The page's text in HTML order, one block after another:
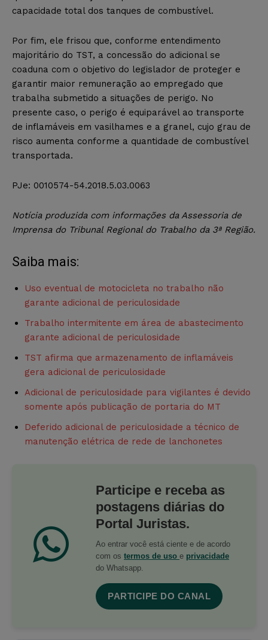
capacidade total dos tanques de combustível.
Por fim, ele frisou que, conforme entendimento
majoritário do TST, a concessão do adicional se
coaduna com o objetivo do legislador de proteger e
garantir maior remuneração ao empregado que
trabalha submetido a situações de perigo. No
presente caso, o perigo é equiparável ao transporte
de inflamáveis em vasilhames e a granel, cujo grau de
risco aumenta conforme a quantidade de combustível
transportada.
PJe: 0010574-54.2018.5.03.0063
Notícia produzida com informações da Assessoria de
Imprensa do Tribunal Regional do Trabalho da 3ª Região.
Saiba mais:
Uso eventual de motocicleta no trabalho não
garante adicional de periculosidade
Trabalho intermitente em área de abastecimento
garante adicional de periculosidade
TST afirma que armazenamento de inflamáveis
gera adicional de periculosidade
Adicional de periculosidade para vigilantes é devido
somente após publicação de portaria do MT
Deferido adicional de periculosidade a técnico de
manutenção elétrica de rede de lanchonetes
Participe e receba as
postagens diárias do
Portal Juristas.
Ao entrar você está ciente e de acordo
com os termos de uso e privacidade
do Whatsapp.
PARTICIPE DO CANAL